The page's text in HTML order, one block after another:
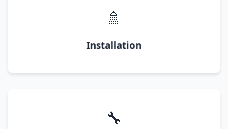
🚿
Installation
🔧